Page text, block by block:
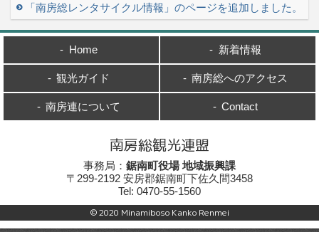
「南房総レンタサイクル情報」のページを追加しました。
Home 新着情報
観光ガイド 南房総へのアクセス
南房連について Contact
南房総観光連盟
事務局： 鋸南町役場 地域振興課
〒 299-2192 安房郡鋸南町下佐久間3458
Tel: 0470-55-1560
© 2020 Minamiboso Kanko Renmei